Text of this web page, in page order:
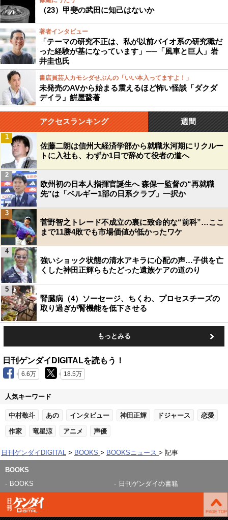
（23）甲斐の武田に知己はないか
著者インタビュー
「テーマの研究不正は、私が以前バイオ系の研究職だ
った経験が基になっています」──「風車と巨人」岩
井圭也氏
書店員芸人カモシダせぶんの「いい本入ってますよ！」
未発売のAVから始まる震えるほど怖い怪談「ダクダ
デイラ」餠屋䖸著
アクセスランキング 週間
佐藤二朗は信州大経済学部から就職氷河期にリクルー
トに入社も、わずか1日で辞めて役者の道へ
1
欧州初の日本人指揮官誕生へ 森保一監督の“再就職
先”は「ベルギー1部の日系クラブ」一択か
2
菅野智之トレード不成立の裏に致命的な“前科”…ここ
まで11勝4敗でも市場価値が低かったワケ
3
強いショック状態の清水アキラに心配の声…子供を亡
くした神田正輝らもたどった遺族ケアの道のり
4
腎臓病（4）ソーセージ、ちくわ、プロセスチーズの
取り過ぎが腎機能を低下させる
5
もっとみる
日刊ゲンダイDIGITALを読もう！
6.6万 18.5万
人気キーワード
中村敬斗 あの インタビュー 神田正輝 ドジャース 恋愛
作家 竜星涼 アニメ 声優
日刊ゲンダイDIGITAL BOOKS BOOKSニュース 記事
BOOKS
BOOKS
日刊ゲンダイの書籍